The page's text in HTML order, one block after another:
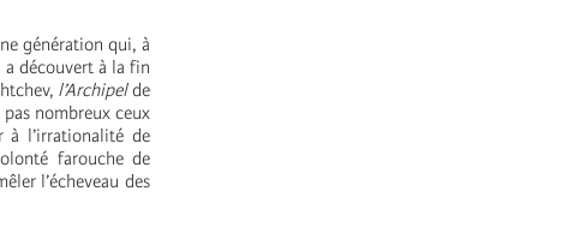
génération qui, à
découvert à la fin
l’Archipelde
pas nombreux ceux
à l’irrationalité de
farouche de
l’écheveau des